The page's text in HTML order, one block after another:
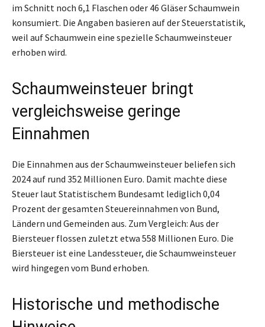
im Schnitt noch 6,1 Flaschen oder 46 Gläser Schaumwein
konsumiert. Die Angaben basieren auf der Steuerstatistik,
weil auf Schaumwein eine spezielle Schaumweinsteuer
erhoben wird.
Schaumweinsteuer bringt
vergleichsweise geringe
Einnahmen
Die Einnahmen aus der Schaumweinsteuer beliefen sich
2024 auf rund 352 Millionen Euro. Damit machte diese
Steuer laut Statistischem Bundesamt lediglich 0,04
Prozent der gesamten Steuereinnahmen von Bund,
Ländern und Gemeinden aus. Zum Vergleich: Aus der
Biersteuer flossen zuletzt etwa 558 Millionen Euro. Die
Biersteuer ist eine Landessteuer, die Schaumweinsteuer
wird hingegen vom Bund erhoben.
Historische und methodische